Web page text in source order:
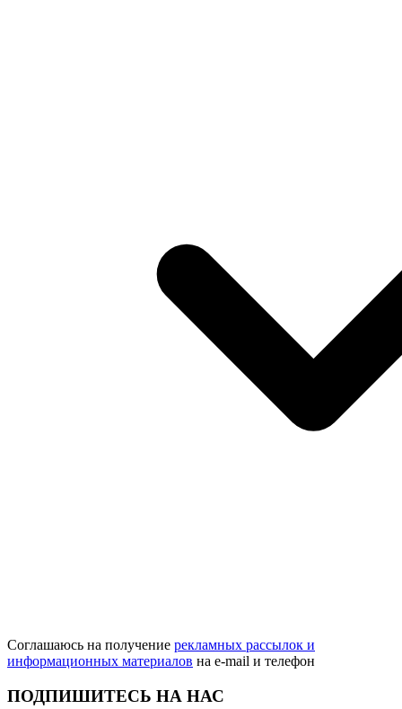
Соглашаюсь на получение рекламных рассылок и
информационных материалов на e‑mail и телефон
ПОДПИШИТЕСЬ НА НАС